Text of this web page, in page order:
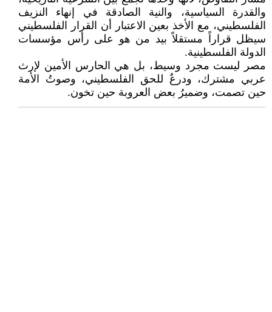
والقدرة السياسية، والنية الصادقة في إنهاء النزيف
الفلسطيني، مع الأخذ بعين الاعتبار أن القرار الفلسطيني
سيظل قراراً مستقلاً بيد من هو على رأس مؤسسات
الدولة الفلسطينية.
مصر ليست مجرد وسيط، بل هي الحارس الأمين لإرث
عربي مشترك، ودرعٌ للحق الفلسطيني، وصوتُ الأمة
حين تصمت، وضميرُ بعض العروبة حين تخون.